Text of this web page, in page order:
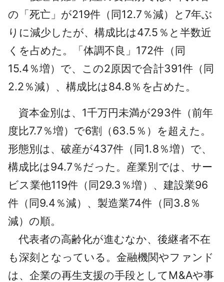
の「死亡」が219件（同12.7％減）と7年ぶ
りに減少したが、構成比は47.5％と半数近
くを占めた。「体調不良」172件（同
15.4％増）で、この2原因で合計391件（同
2.2％減）、構成比は84.8％を占めた。
資本金別は、1千万円未満が293件（前年
度比7.7％増）で6割（63.5％）を超えた。
形態別は、破産が437件（同1.8％増）で、
構成比は94.7％だった。産業別では、サー
ビス業他119件（同29.3％増）、建設業96
件（同9.4％減）、製造業74件（同3.8％
減）の順。
代表者の高齢化が進むなか、後継者不在
も深刻となっている。金融機関やファンド
は、企業の再生支援の手段としてM&Aや事